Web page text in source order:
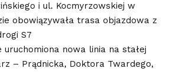
i ul. Kocmyrzowskiej w
obowiązywała trasa objazdowa z
S7
uruchomiona nowa linia na stałej
– Prądnicka, Doktora Twardego,